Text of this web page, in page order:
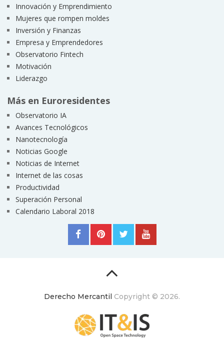
Innovación y Emprendimiento
Mujeres que rompen moldes
Inversión y Finanzas
Empresa y Emprendedores
Observatorio Fintech
Motivación
Liderazgo
Más en Euroresidentes
Observatorio IA
Avances Tecnológicos
Nanotecnología
Noticias Google
Noticias de Internet
Internet de las cosas
Productividad
Superación Personal
Calendario Laboral 2018
Derecho Mercantil Copyright © 2026.